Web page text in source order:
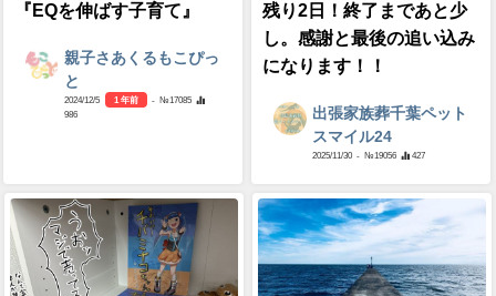
『EQを伸ばす子育て』
親子さあくるもこぴっ
と
2024/12/5 1 年前
- №17085
986
残り2日！終了まであと少
し。感謝と最後の追い込み
になります！！
出張家族葬千葉ペット
スマイル24
2025/11/30 - №19056 427